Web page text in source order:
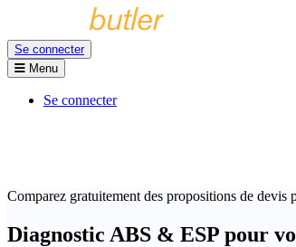
Se connecter
Menu
Se connecter
Comparez gratuitement des propositions de devis
Diagnostic ABS & ESP pour